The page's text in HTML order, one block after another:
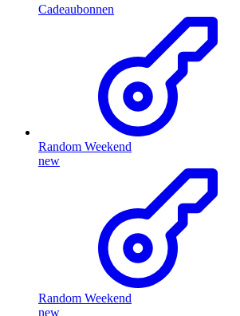
Cadeaubonnen
Random Weekend
new
Random Weekend
new